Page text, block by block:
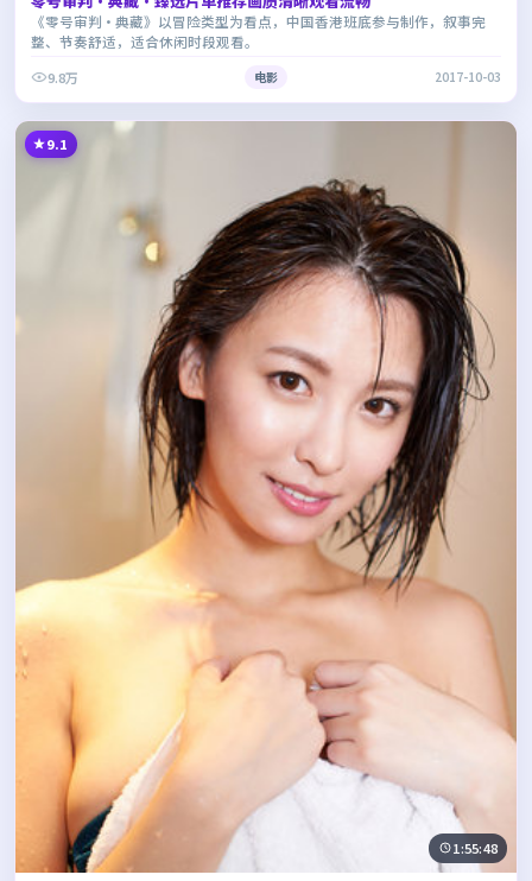
《零号审判·典藏》以冒险类型为看点，中国香港班底参与制作，叙事完
整、节奏舒适，适合休闲时段观看。
9.8万
电影 2017-10-03
9.1
1:55:48